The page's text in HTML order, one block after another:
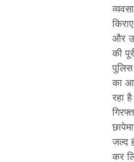
और
की
पुलिस
का
रहा
जल्द
कर